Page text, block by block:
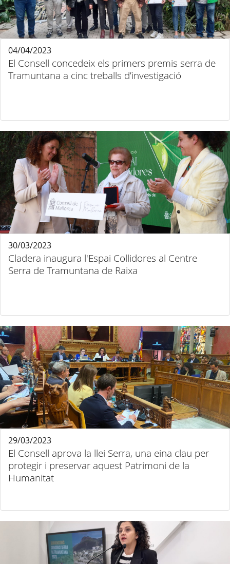
El Consell concedeix els primers premis serra de
Tramuntana a cinc treballs d’investigació
04/04/2023
Cladera inaugura l'Espai Collidores al Centre
Serra de Tramuntana de Raixa
30/03/2023
El Consell aprova la llei Serra, una eina clau per
protegir i preservar aquest Patrimoni de la
Humanitat
29/03/2023